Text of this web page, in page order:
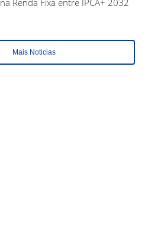
na Renda Fixa entre IPCA+ 2032
Mais Noticias